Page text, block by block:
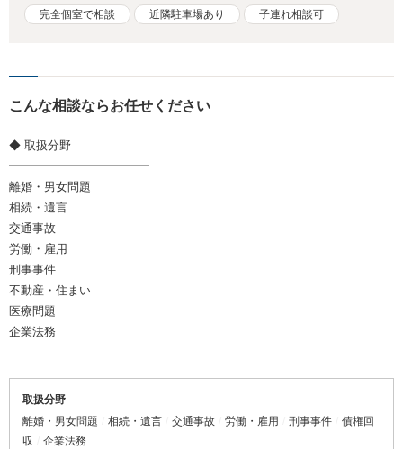
完全個室で相談 近隣駐車場あり 子連れ相談可
こんな相談ならお任せください
◆ 取扱分野
━━━━━━━━━━━━
離婚・男女問題
相続・遺言
交通事故
労働・雇用
刑事事件
不動産・住まい
医療問題
企業法務
取扱分野
離婚・男女問題
相続・遺言 交通事故 労働・雇用 刑事事件
債権回
収
企業法務